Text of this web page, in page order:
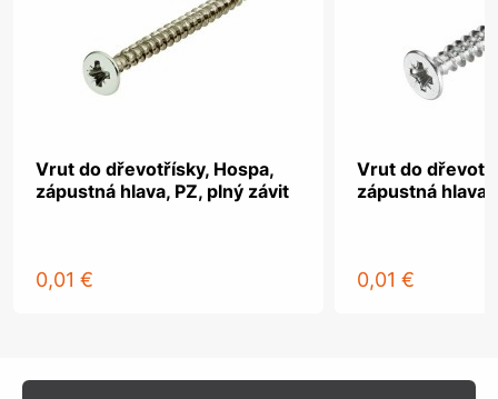
Vrut do dřevotřísky, Hospa,
zápustná hlava, PZ, plný závit
0,01 €
Vrut do
zápustná hlava,
0,01 €